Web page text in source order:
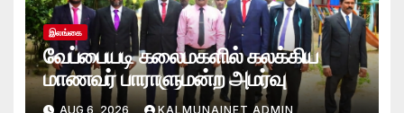
இலங்கை
வேப்பையடி கலைமகளில் கலக்கிய
மாணவர் பாராளுமன்ற அமர்வு
AUG 6, 2026 KALMUNAINET ADMIN